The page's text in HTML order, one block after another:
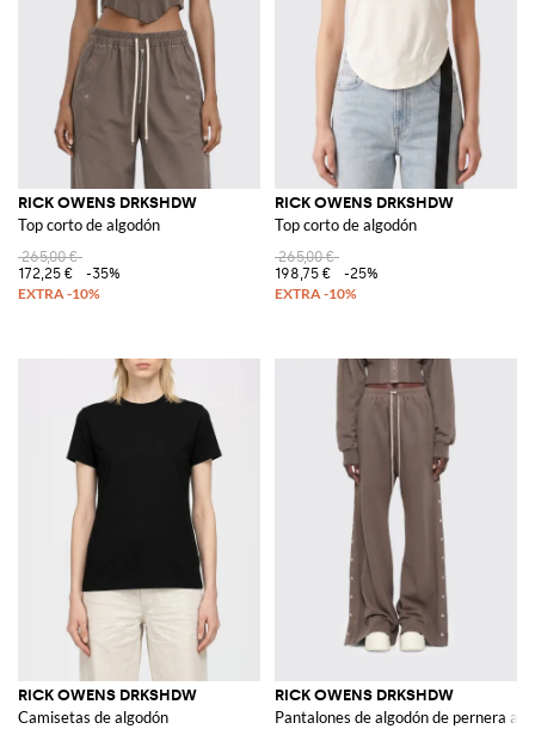
RICK OWENS DRKSHDW
Top corto de algodón
265,00 €
172,25 €
-35%
RICK OWENS DRKSHDW
Top corto de algodón
265,00 €
198,75 €
-25%
RICK OWENS DRKSHDW
Camisetas de algodón
RICK OWENS DRKSHDW
Pantalones de algodón de pernera